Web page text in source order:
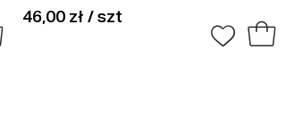
46,00 zł / szt